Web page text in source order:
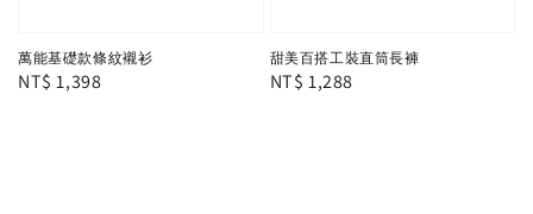
萬能基礎款條紋襯衫
Regular
NT$ 1,398
甜美百搭工裝直筒長褲
Regular
NT$ 1,288